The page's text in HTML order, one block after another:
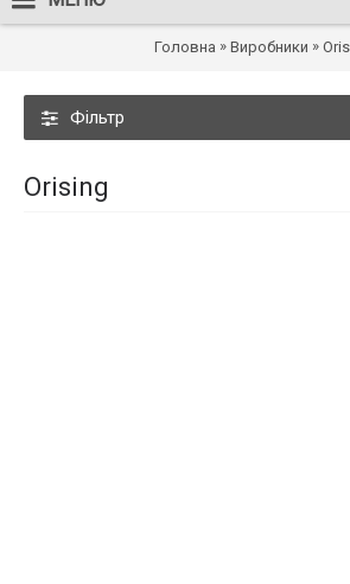
Головна » Виробники »
Фільтр
Orising